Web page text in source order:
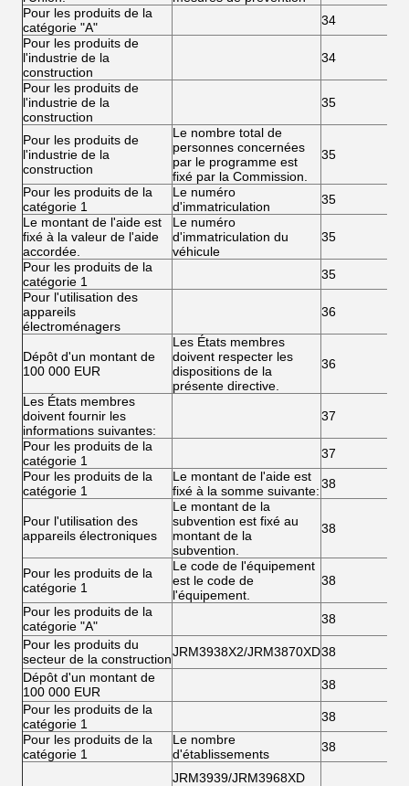
Pour les produits de la
catégorie "A"
34
Pour les produits de
l'industrie de la
construction
34
Pour les produits de
l'industrie de la
construction
35
Pour les produits de
l'industrie de la
construction
Le nombre total de
personnes concernées
par le programme est
fixé par la Commission.
35
Pour les produits de la
catégorie 1
Le numéro
d'immatriculation
35
Le montant de l'aide est
fixé à la valeur de l'aide
accordée.
Le numéro
d'immatriculation du
véhicule
35
Pour les produits de la
catégorie 1
35
Pour l'utilisation des
appareils
électroménagers
36
Dépôt d'un montant de
100 000 EUR
Les États membres
doivent respecter les
dispositions de la
présente directive.
36
Les États membres
doivent fournir les
informations suivantes:
37
Pour les produits de la
catégorie 1
37
Pour les produits de la
catégorie 1
Le montant de l'aide est
fixé à la somme suivante:38
Pour l'utilisation des
appareils électroniques
Le montant de la
subvention est fixé au
montant de la
subvention.
38
Pour les produits de la
catégorie 1
Le code de l'équipement
est le code de
l'équipement.
38
Pour les produits de la
catégorie "A"
38
Pour les produits du
secteur de la constructionJRM3938X2/JRM3870XD38
Dépôt d'un montant de
100 000 EUR
38
Pour les produits de la
catégorie 1
38
Pour les produits de la
catégorie 1
Le nombre
d'établissements
38
JRM3939/JRM3968XD